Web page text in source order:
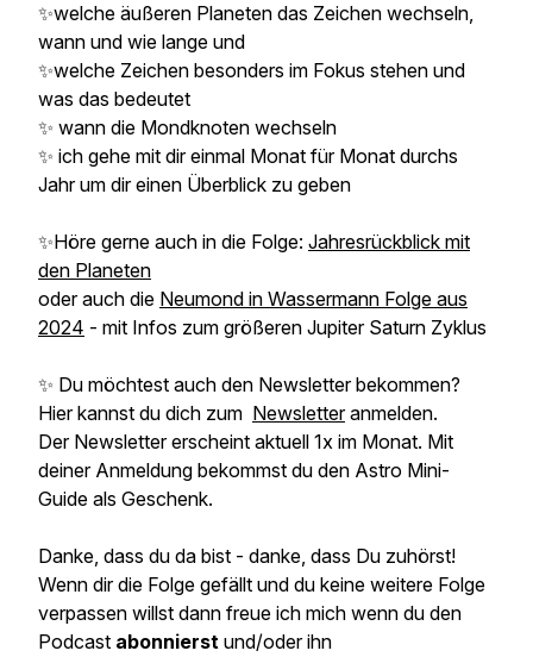
✨welche äußeren Planeten das Zeichen wechseln,
wann und wie lange und
✨welche Zeichen besonders im Fokus stehen und
was das bedeutet
✨ wann die Mondknoten wechseln
✨ ich gehe mit dir einmal Monat für Monat durchs
Jahr um dir einen Überblick zu geben
✨Höre gerne auch in die Folge: Jahresrückblick mit
den Planeten
oder auch die Neumond in Wassermann Folge aus
2024 - mit Infos zum größeren Jupiter Saturn Zyklus
✨ Du möchtest auch den Newsletter bekommen?
Hier kannst du dich zum Newsletteranmelden.
Der Newsletter erscheint aktuell 1x im Monat. Mit
deiner Anmeldung bekommst du den Astro Mini-
Guide als Geschenk.
Danke, dass du da bist - danke, dass Du zuhörst!
Wenn dir die Folge gefällt und du keine weitere Folge
verpassen willst dann freue ich mich wenn du den
Podcast abonnierst und/oder ihn